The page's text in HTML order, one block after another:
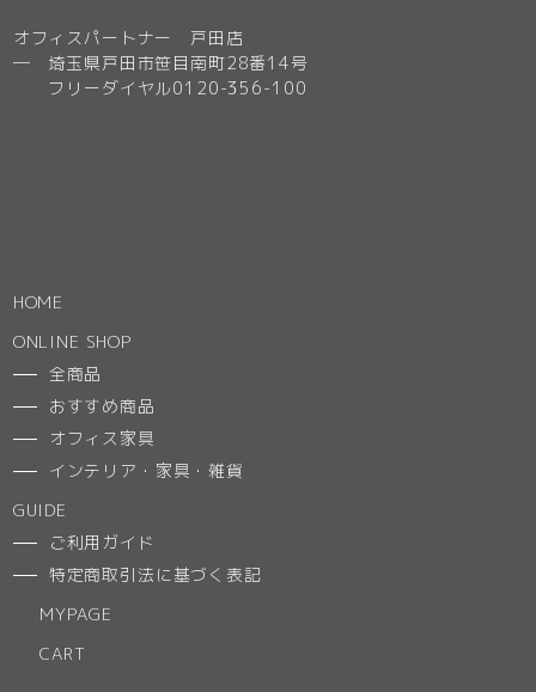
オフィスパートナー 戸田店
─ 埼玉県戸田市笹目南町28番14号
フリーダイヤル0120-356-100
HOME
ONLINE SHOP
全商品
おすすめ商品
オフィス家具
インテリア・家具・雑貨
GUIDE
ご利用ガイド
特定商取引法に基づく表記
MYPAGE
CART